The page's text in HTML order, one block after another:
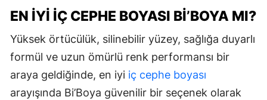
EN İYI İÇ CEPHE BOYASI BI’BOYA MI?
Yüksek örtücülük, silinebilir yüzey, sağlığa duyarlı
formül ve uzun ömürlü renk performansı bir
araya geldiğinde, en iyi iç cephe boyası
arayışında Bi’Boya güvenilir bir seçenek olarak